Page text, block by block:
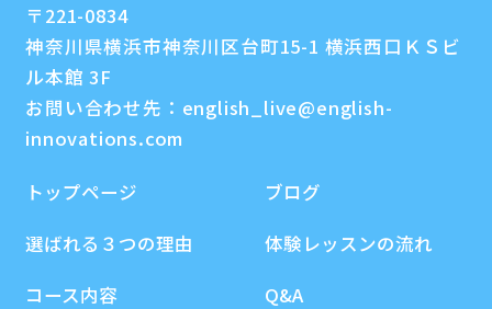
〒221-0834
神奈川県横浜市神奈川区台町15-1 横浜西口ＫＳビ
ル本館 3F
お問い合わせ先： english_live@english-
innovations.com
トップページ
選ばれる３つの理由
コース内容
ブログ
体験レッスンの流れ
Q&A